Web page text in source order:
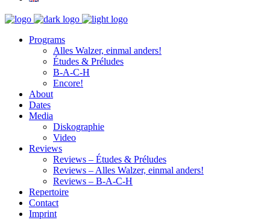
Programs
Alles Walzer, einmal anders!
Études & Préludes
B-A-C-H
Encore!
About
Dates
Media
Diskographie
Video
Reviews
Reviews – Études & Préludes
Reviews – Alles Walzer, einmal anders!
Reviews – B-A-C-H
Repertoire
Contact
Imprint